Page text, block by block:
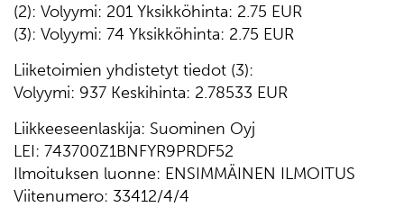
(2): Volyymi: 201 Yksikköhinta: 2.75 EUR
(3): Volyymi: 74 Yksikköhinta: 2.75 EUR
Liiketoimien yhdistetyt tiedot (3):
Volyymi: 937 Keskihinta: 2.78533 EUR
Liikkeeseenlaskija: Suominen Oyj
LEI: 743700Z1BNFYR9PRDF52
Ilmoituksen luonne: ENSIMMÄINEN ILMOITUS
Viitenumero: 33412/4/4